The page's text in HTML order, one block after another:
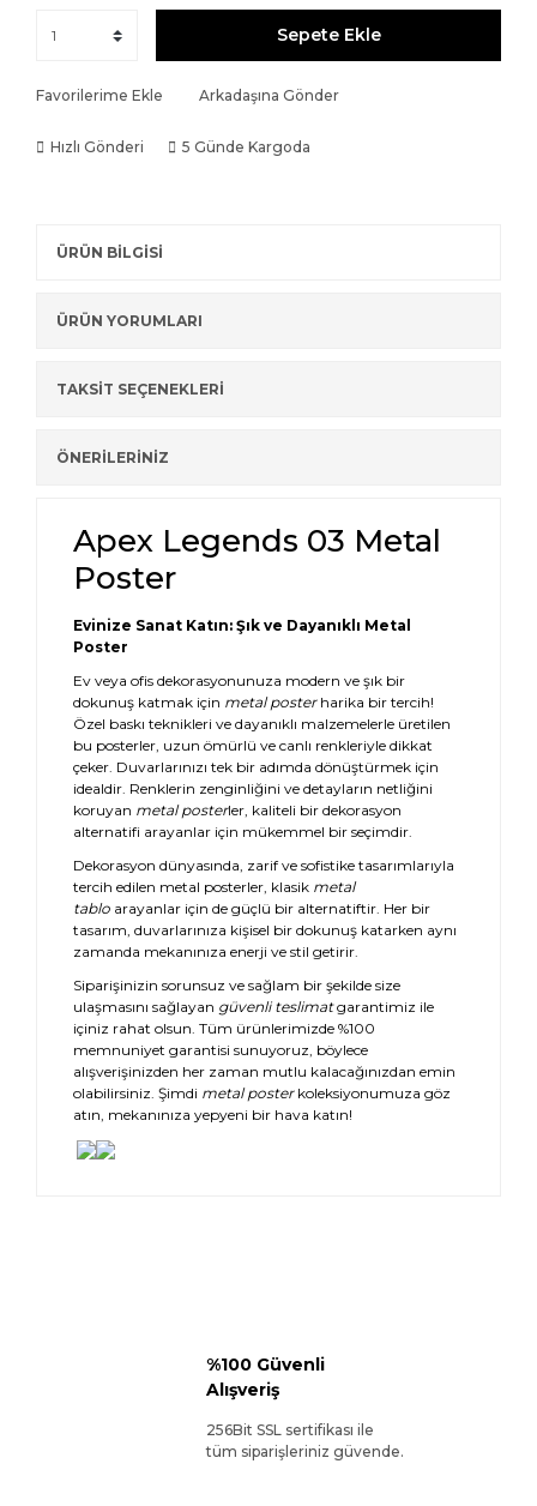
Sepete Ekle
Favorilerime Ekle Arkadaşına Gönder
Hızlı Gönderi 5 Günde Kargoda
ÜRÜN BİLGİSİ
ÜRÜN YORUMLARI
TAKSİT SEÇENEKLERİ
ÖNERİLERİNİZ
Apex Legends 03 Metal
Poster
Evinize Sanat Katın: Şık ve Dayanıklı Metal
Poster
Ev veya ofis dekorasyonunuza modern ve şık bir
dokunuş katmak için metal posterharika bir tercih!
Özel baskı teknikleri ve dayanıklı malzemelerle üretilen
bu posterler, uzun ömürlü ve canlı renkleriyle dikkat
çeker. Duvarlarınızı tek bir adımda dönüştürmek için
idealdir. Renklerin zenginliğini ve detayların netliğini
koruyan metal posterler, kaliteli bir dekorasyon
alternatifi arayanlar için mükemmel bir seçimdir.
Dekorasyon dünyasında, zarif ve sofistike tasarımlarıyla
tercih edilen metal posterler, klasik metal
tablo arayanlar için de güçlü bir alternatiftir. Her bir
tasarım, duvarlarınıza kişisel bir dokunuş katarken aynı
zamanda mekanınıza enerji ve stil getirir.
Siparişinizin sorunsuz ve sağlam bir şekilde size
ulaşmasını sağlayan güvenli teslimatgarantimiz ile
içiniz rahat olsun. Tüm ürünlerimizde %100
memnuniyet garantisi sunuyoruz, böylece
alışverişinizden her zaman mutlu kalacağınızdan emin
olabilirsiniz. Şimdi metal posterkoleksiyonumuza göz
atın, mekanınıza yepyeni bir hava katın!
%100 Güvenli
Alışveriş
256Bit SSL sertifikası ile
tüm siparişleriniz güvende.